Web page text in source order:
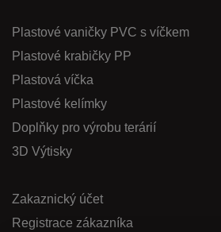
Plastové vaničky PVC s víčkem
Plastové krabičky PP
Plastová víčka
Plastové kelímky
Doplňky pro výrobu terárií
3D Výtisky
Zakaznický účet
Registrace zákazníka